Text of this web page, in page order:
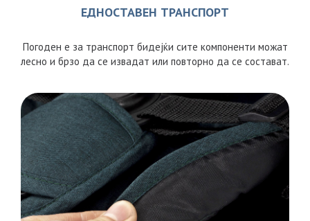
ЕДНОСТАВЕН ТРАНСПОРТ
Погоден е за транспорт бидејќи сите компоненти можат
лесно и брзо да се извадат или повторно да се состават.